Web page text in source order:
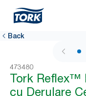
Back
473480
Tork Reflex™
cu Derulare